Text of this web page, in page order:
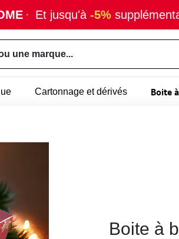
· Et jusqu'à -5%
une marque...
Cartonnage et dérivés Boite
Boite à